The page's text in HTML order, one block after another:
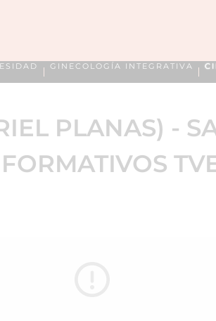
GINECOLOGÍA INTEGRATIVA
PLANAS) -